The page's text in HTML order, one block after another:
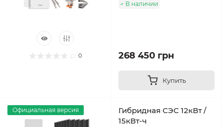
0
В наличии
268 450 грн
Купить
Официальная версия
Гибридная СЭС 12кВт /
15кВт-ч